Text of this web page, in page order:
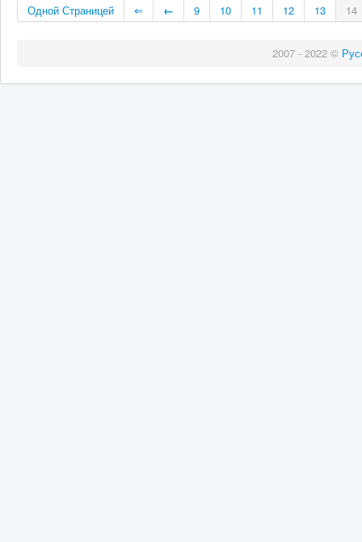
Одной Страницей ⇐ ← 9 10 11 12 13 14
2007 - 2022 ©